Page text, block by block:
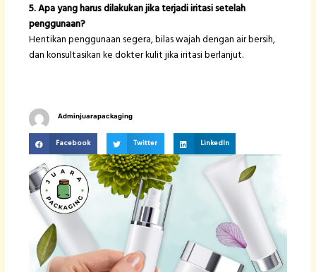
Adminjuarapackaging
Facebook Twitter LinkedIn
5. Apa yang harus dilakukan jika terjadi iritasi setelah
penggunaan?
Hentikan penggunaan segera, bilas wajah dengan air bersih,
dan konsultasikan ke dokter kulit jika iritasi berlanjut.